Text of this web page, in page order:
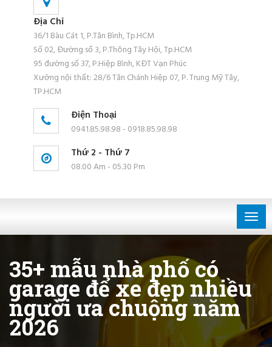
Địa Chỉ
36/1 Bàu Cát 1, P.Tân Bình, Tp.HCM
Số 02, Đường số 3, P.Thông Tây Hội, Tp.HCM
95 đường số 37, P.Hiệp Bình, KĐT Vạn Phúc
Xưởng nội thất: 28/6 Tân Chánh Hiệp 07, P. Trung Mỹ Tây,
TP.HCM
Điện Thoại
0941.85.98.98 - 0918.85.98.98
Thứ 2 - Thứ 7
08.00 Am - 05.30 Pm
35+ mẫu nhà phố có
garage để xe đẹp nhiều
người ưa chuộng năm
2026